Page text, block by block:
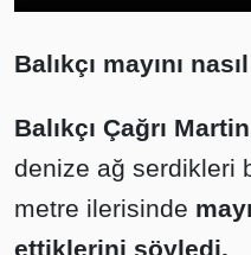
Balıkçı mayını
Balıkçı Çağrı
denize ağ serdikleri
metre ilerisinde
ettiklerini söyledi.